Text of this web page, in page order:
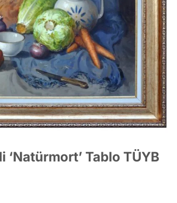
‘Natürmort’ Tablo TÜYB